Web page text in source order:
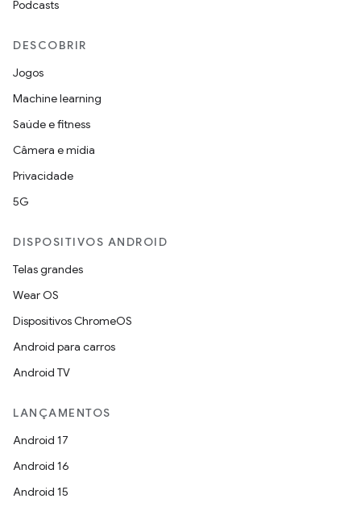
Podcasts
DESCOBRIR
Jogos
Machine learning
Saúde e fitness
Câmera e mídia
Privacidade
5G
DISPOSITIVOS ANDROID
Telas grandes
Wear OS
Dispositivos ChromeOS
Android para carros
Android TV
LANÇAMENTOS
Android 17
Android 16
Android 15